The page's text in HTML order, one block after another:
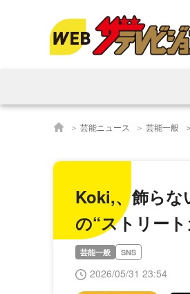
芸能ニュース 芸能一般
Koki,、飾ら
の“ストリー
芸能一般 SNS
2026/05/31 23:54